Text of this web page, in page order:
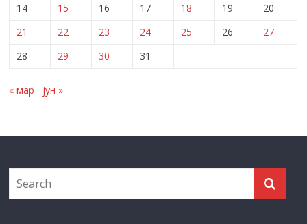
14
15 16 17 18 19
20
21
22 23 24 25 26
27
28
29 30 31
« мар јун »